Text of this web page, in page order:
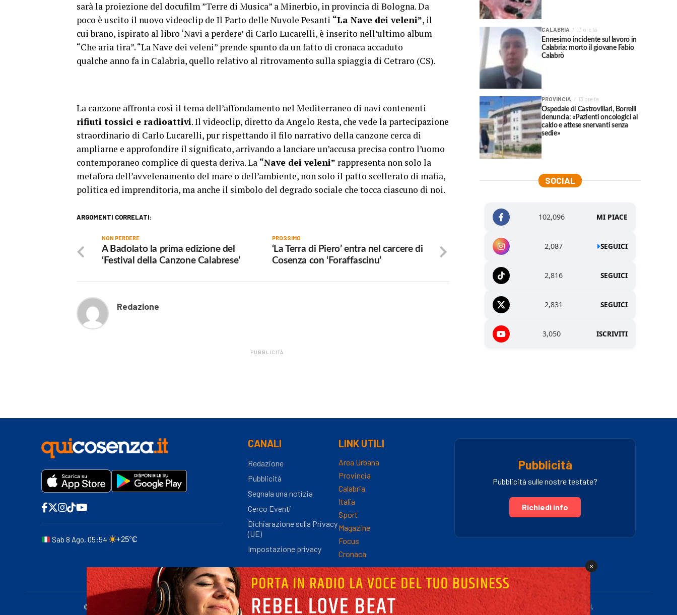
sarà la proiezione del docufilm ”Terre di Musica” a Minerbio, in provincia di Bologna. Da
poco è uscito il nuovo videoclip de Il Parto delle Nuvole Pesanti “La Nave dei veleni”, il
cui brano, ispirato al libro ‘Navi a perdere’ di Carlo Lucarelli, è inserito nell’ultimo album
“Che aria tira”. “La Nave dei veleni” prende spunto da un fatto di cronaca accaduto
qualche anno fa in Calabria, quello relativo al ritrovamento sulla spiaggia di Cetraro (CS).
La canzone affronta così il tema dell’affondamento nel Mediterraneo di navi contenenti
rifiuti tossici e radioattivi. Il videoclip, diretto da Angelo Resta, che vede la partecipazione
straordinario di Carlo Lucarelli, pur rispettando il filo narrativo della canzone cerca di
ampliarne e approfondire il significato, arrivando a lanciare un’accusa precisa contro l’uomo
contemporaneo complice di questa deriva. La “Nave dei veleni” rappresenta non solo la
metafora dell’avvelenamento del mare o dell’ambiente, non solo il patto scellerato di mafia,
politica ed imprenditoria, ma anche il simbolo del degrado sociale che tocca ciascuno di noi.
ARGOMENTI CORRELATI:
PROSSIMO
‘La Terra di Piero’ entra nel carcere di
Cosenza con ‘Foraffascinu’
NON PERDERE
A Badolato la prima edizione del
‘Festival della Canzone Calabrese’
Redazione
PUBBLICITÀ
CALABRIA 13 ore fa
Ennesimo incidente sul lavoro in
Calabria: morto il giovane Fabio
Calabrò
PROVINCIA 13 ore fa
Ospedale di Castrovillari, Borrelli
denuncia: «Pazienti oncologici al
caldo e attese snervanti senza
sedie»
SOCIAL
102,096 MI PIACE
2,087 SEGUICI
2,816 SEGUICI
2,831 SEGUICI
3,050 ISCRIVITI
Sab 8 Ago, 05:54 +25°C
CANALI
Redazione
Pubblicità
Segnala una notizia
Cerco Eventi
Dichiarazione sulla Privacy
(UE)
Impostazione privacy
LINK UTILI
Area Urbana
Provincia
Calabria
Italia
Sport
Magazine
Focus
Cronaca
Pubblicità
Pubblicità sulle nostre testate?
Richiedi info
© 2011-2025 quicosenza.it - Tribunale di Cosenza Registro Stampa n.9/2012 - Direttore Responsabile Simona Gambaro | P.IVA 03005460781 | Powered by Fullmidia s.r.l.
×